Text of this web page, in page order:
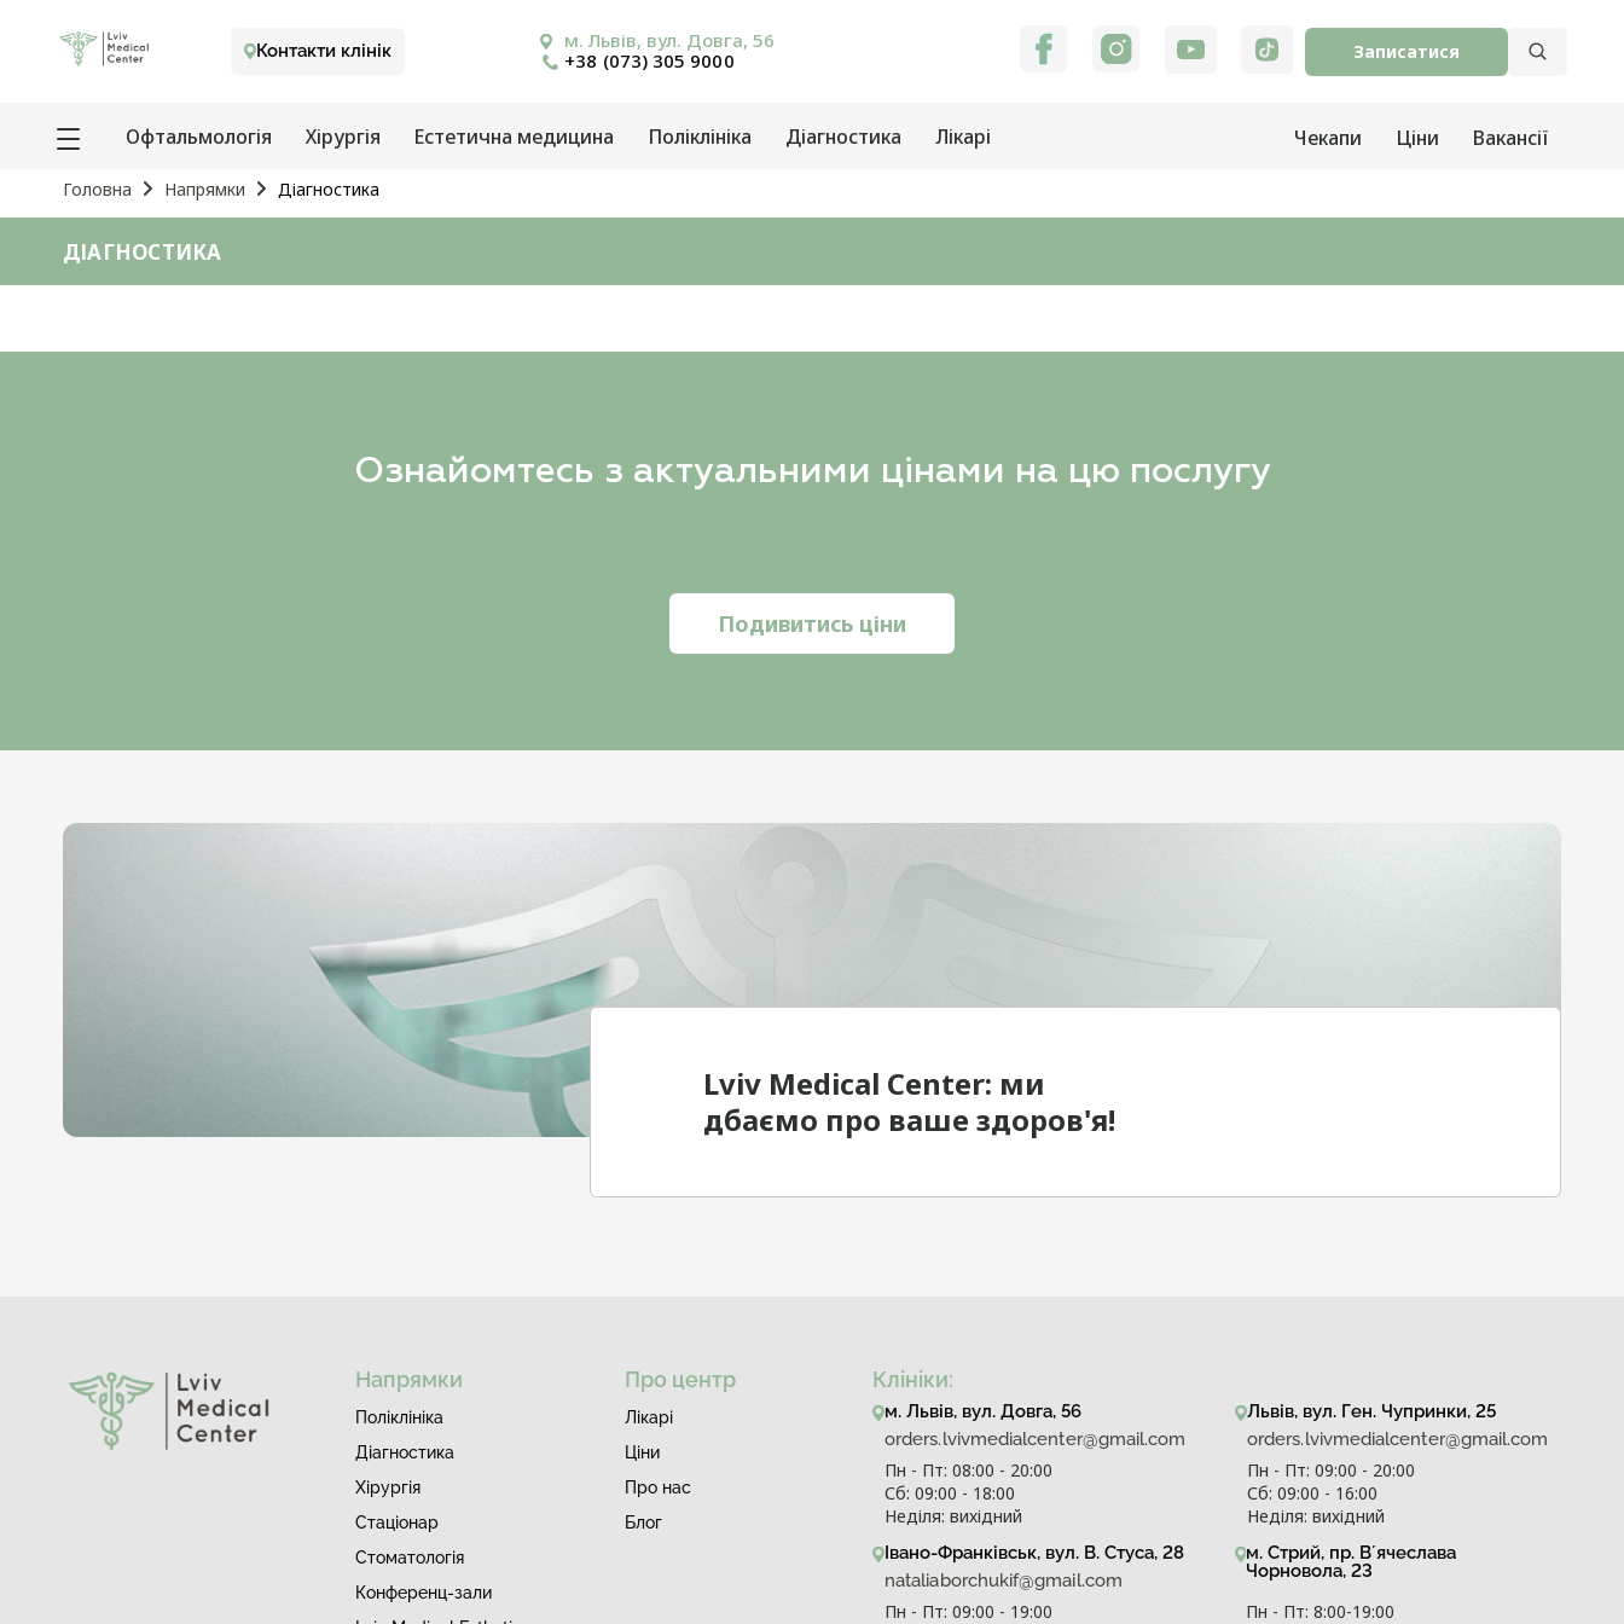
Контакти клінік
м. Львів, вул. Довга, 56
+38 (073) 305 9000
Записатися
Офтальмологія Хірургія Естетична медицина Поліклініка Діагностика Лікарі Чекапи Ціни Вакансії
Головна Напрямки Діагностика
ДІАГНОСТИКА
Ознайомтесь з актуальними цінами на цю послугу
Подивитись ціни
Lviv Medical Center: ми
дбаємо про ваше здоров'я!
Напрямки
Поліклініка
Діагностика
Хірургія
Стаціонар
Стоматологія
Конференц-зали
Про центр
Лiкарi
Ціни
Про нас
Блог
Клініки:
м. Львів, вул. Довга, 56
orders.lvivmedialcenter@gmail.com
Пн - Пт: 08:00 - 20:00
Сб: 09:00 - 18:00
Неділя: вихідний
Львів, вул. Ген. Чупринки, 25
orders.lvivmedialcenter@gmail.com
Пн - Пт: 09:00 - 20:00
Сб: 09:00 - 16:00
Неділя: вихідний
Івано-Франківськ, вул. В. Стуса, 28
nataliaborchukif@gmail.com
Пн - Пт: 09:00 - 19:00
м. Стрий, пр. Вʼячеслава
Чорновола, 23
Пн - Пт: 8:00-19:00